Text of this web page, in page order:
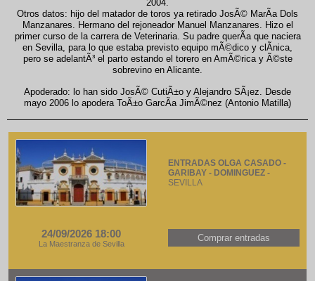
2004.
Otros datos: hijo del matador de toros ya retirado JosÃ© MarÃ­a Dols
Manzanares. Hermano del rejoneador Manuel Manzanares. Hizo el
primer curso de la carrera de Veterinaria. Su padre querÃ­a que naciera
en Sevilla, para lo que estaba previsto equipo mÃ©dico y clÃ­nica,
pero se adelantÃ³ el parto estando el torero en AmÃ©rica y Ã©ste
sobrevino en Alicante.
Apoderado: lo han sido JosÃ© CutiÃ±o y Alejandro SÃ¡ez. Desde
mayo 2006 lo apodera ToÃ±o GarcÃ­a JimÃ©nez (Antonio Matilla)
ENTRADAS OLGA CASADO -
GARIBAY - DOMINGUEZ -
SEVILLA
24/09/2026 18:00
La Maestranza de Sevilla
Comprar entradas